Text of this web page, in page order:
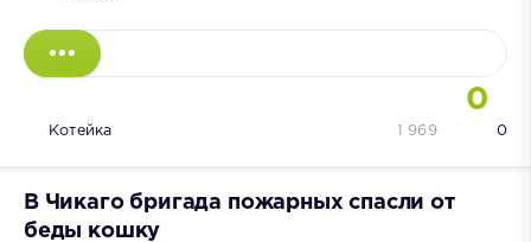
0
Котейка 0
1 969
В Чикаго бригада пожарных спасли от
беды кошку